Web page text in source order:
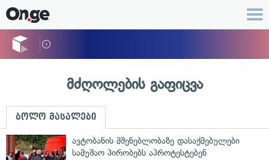
მძღოლების გაფიცვა
ბოლო მასალები
ავტობანის მშენებლობაზე დასაქმებულები
სამუშაო პირობებს აპროტესტებენ